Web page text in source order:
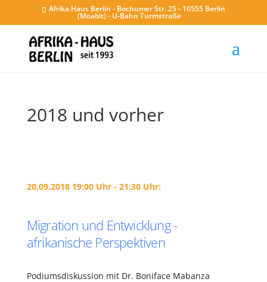
Afrika Haus Berlin - Bochumer Str. 25 - 10555 Berlin
(Moabit) - U-Bahn Turmstraße
2018 und vorher
20.09.2018 19:00 Uhr - 21:30 Uhr:
Migration und Entwicklung -
afrikanische Perspektiven
Podiumsdiskussion mit Dr. Boniface Mabanza